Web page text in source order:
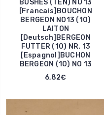
BUSHES (TEN) NO 13
[Francais]BOUCHON
BERGEON NO13 (10)
LAITON
[Deutsch]BERGEON
FUTTER (10) NR. 13
[Espagnol]BUCHON
BERGEON (10) NO 13
6,82€